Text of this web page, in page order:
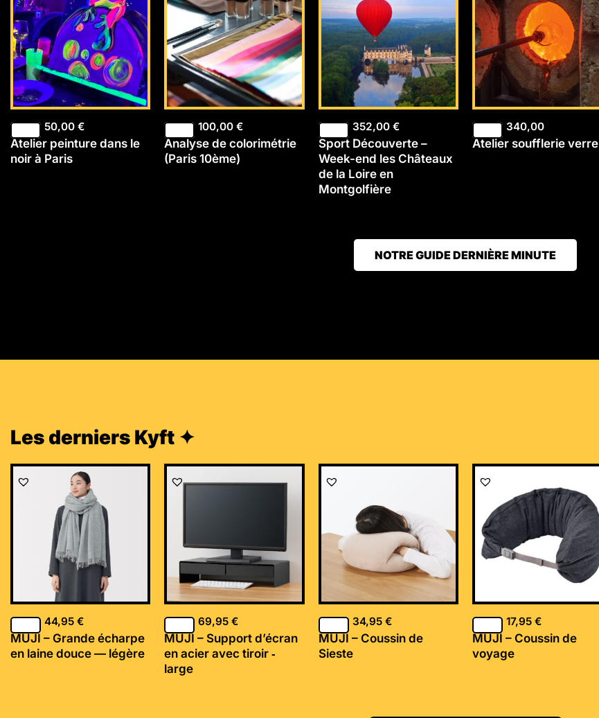
50,00 €
Atelier peinture dans le
noir à Paris
100,00€
Analyse de colorimétrie
(Paris 10ème)
352,00 €
Sport Découverte –
Week-end les Châteaux
de la Loire en
Montgolfière
340,00
Atelier soufflerie verre
NOTRE GUIDE DERNIÈRE MINUTE
Les derniers Kyft ✦
44,95 €
MUJI – Grande écharpe
en laine douce — légère
69,95€
MUJI – Support d’écran
en acier avec tiroir ‐
large
34,95 €
MUJI – Coussin de
Sieste
17,95 €
MUJI – Coussin de
voyage